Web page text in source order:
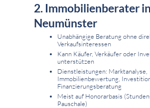
2. Immobilienberater in
Neumünster
Unabhängige Beratung ohne
Verkaufsinteressen
Kann Käufer, Verkäufer oder
unterstützen
Dienstleistungen: Marktanalyse,
Immobilienbewertung,
Finanzierungsberatung
Meist auf Honorarbasis
Pauschale)